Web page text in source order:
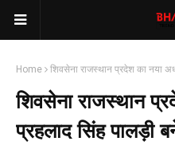
Home शिवसेना राजस्थान प्रदेश का नया
शिवसेना राजस्थान
प्रहलाद सिंह पालड़ी